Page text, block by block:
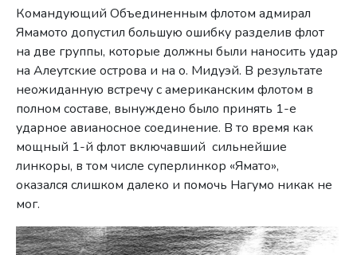
Командующий Объединенным флотом адмирал
Ямамото допустил большую ошибку разделив флот
на две группы, которые должны были наносить удар
на Алеутские острова и на о. Мидуэй. В результате
неожиданную встречу с американским флотом в
полном составе, вынуждено было принять 1-е
ударное авианосное соединение. В то время как
мощный 1-й флот включавший сильнейшие
линкоры, в том числе суперлинкор «Ямато»,
оказался слишком далеко и помочь Нагумо никак не
мог.